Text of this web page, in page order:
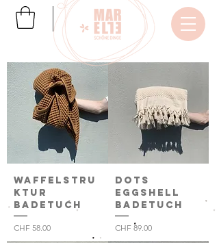
Waffelstru
ktur
Badetuch
Preis
CHF 58.00
Dots
eggshell
Badetuch
Preis
CHF 89.00